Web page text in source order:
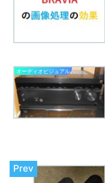
オーディオビジュアル